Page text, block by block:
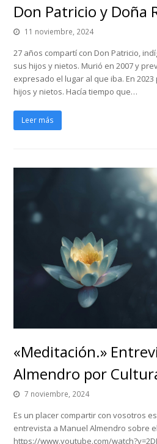
Don Patricio y Doña
11 noviembre, 2024
27 años compartí con Don Patricio,
sus hijos y nietos. Murió en 2007 y
expresado el lugar al que iba. En
hijos y nietos. Hacía tiempo que…
Leer más
«Meditación.»
Almendro por
7 noviembre, 2024
Es un placer compartir con vosotros
entrevista a Manuel Almendro sobre
https://www.youtube.com/